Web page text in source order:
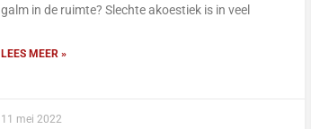
galm in de ruimte? Slechte akoestiek is in veel
LEES MEER »
11 mei 2022